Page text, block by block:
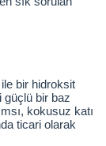
bir hidroksit
güçlü bir baz
kokusuz katı
ticari olarak